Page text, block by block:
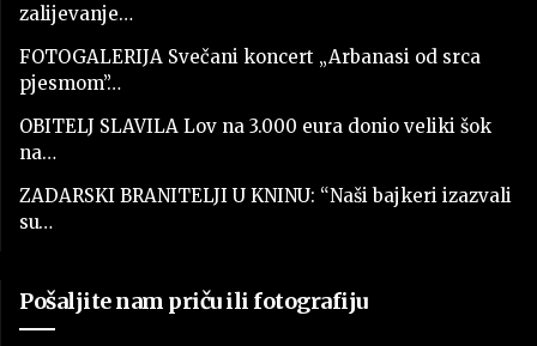
zalijevanje…
FOTOGALERIJA Svečani koncert „Arbanasi od srca
pjesmom”…
OBITELJ SLAVILA Lov na 3.000 eura donio veliki šok
na…
ZADARSKI BRANITELJI U KNINU: “Naši bajkeri izazvali
su…
Pošaljite nam priču ili fotografiju